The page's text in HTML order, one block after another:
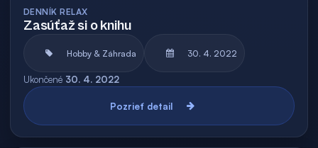
DENNÍK RELAX
Zasúťaž si o knihu
Hobby & Záhrada 30. 4. 2022
Ukončené 30. 4. 2022
Pozrieť detail